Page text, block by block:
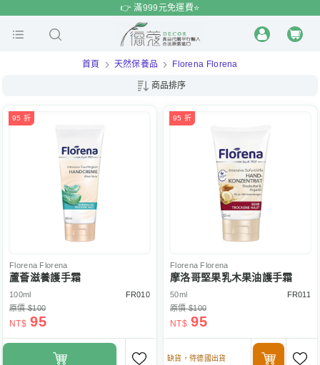
$
$
時 特賣
👉 滿999元免運費⭐️
首頁 天然保養品 Florena Florena
商品排序
95 折
Florena Florena
蘆薈滋養護手霜
100ml
FR010
原價 $100
NT$ 95
95 折
Florena Florena
摩洛哥堅果乳木果油護手霜
50ml
FR011
原價 $100
NT$ 95
缺貨，待德國出貨